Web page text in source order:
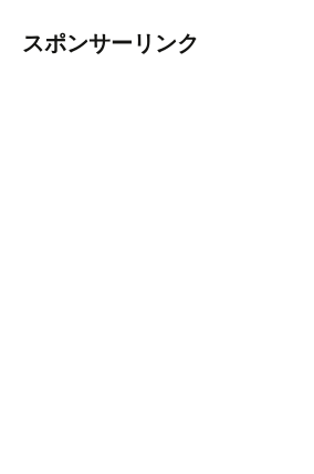
スポンサーリンク